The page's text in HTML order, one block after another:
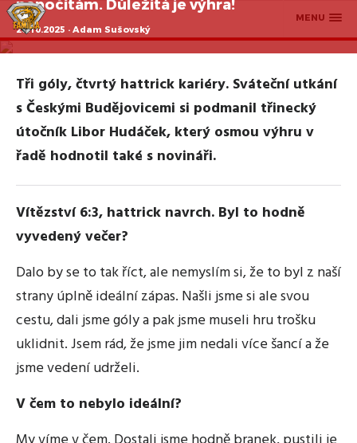
MENU
nepočítám. Důležitá je výhra!
28.10.2025 · Adam Sušovský
Tři góly, čtvrtý hattrick kariéry. Sváteční utkání
s Českými Budějovicemi si podmanil třinecký
útočník Libor Hudáček, který osmou výhru v
řadě hodnotil také s novináři.
Vítězství 6:3, hattrick navrch. Byl to hodně
vyvedený večer?
Dalo by se to tak říct, ale nemyslím si, že to byl z naší
strany úplně ideální zápas. Našli jsme si ale svou
cestu, dali jsme góly a pak jsme museli hru trošku
uklidnit. Jsem rád, že jsme jim nedali více šancí a že
jsme vedení udrželi.
V čem to nebylo ideální?